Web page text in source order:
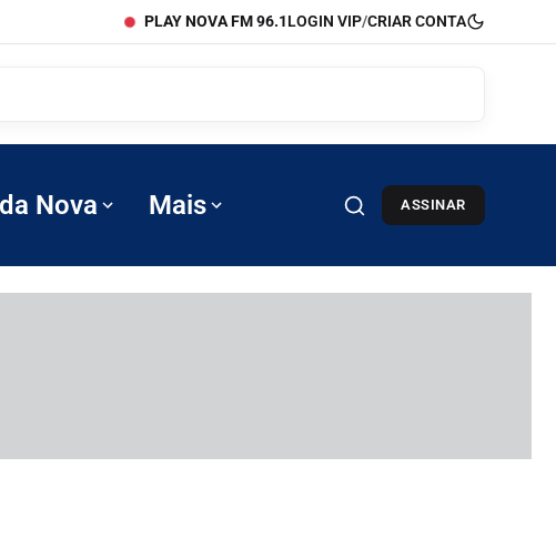
PLAY NOVA FM 96.1LOGIN VIP/CRIAR CONTA
Nova Mais ASSINAR